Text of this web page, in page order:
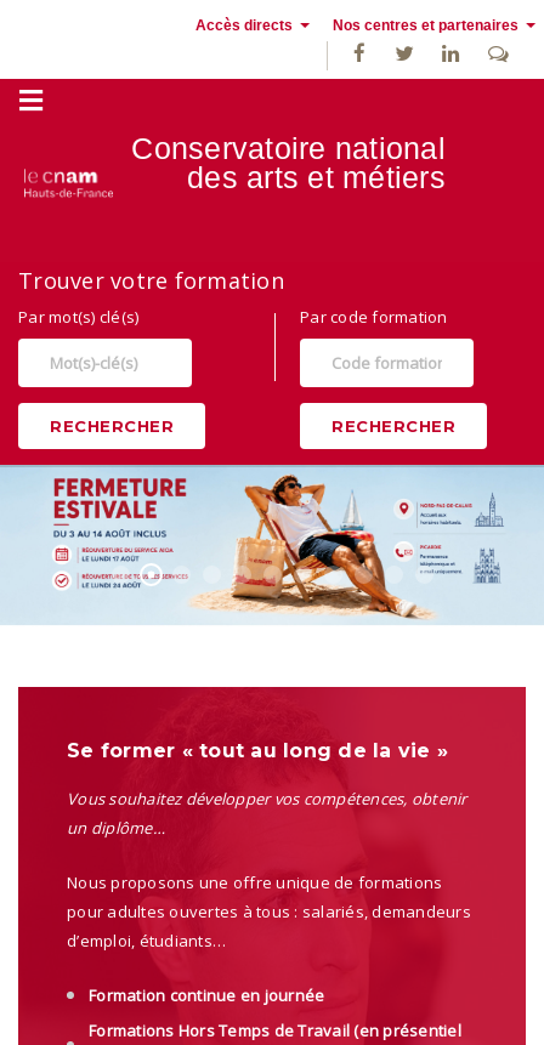
Accès directs Nos centres et partenaires
Conservatoire national
des arts et métiers
Trouver votre formation
Par mot(s) clé(s)
RECHERCHER
Par code formation
RECHERCHER
Se former « tout au long de la vie »
Vous souhaitez développer vos compétences, obtenir
un diplôme…
Nous proposons une offre unique de formations
pour adultes ouvertes à tous : salariés, demandeurs
d’emploi, étudiants…
Formation continue en journée
Formations Hors Temps de Travail (en présentiel